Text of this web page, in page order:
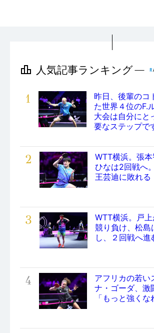
1
昨日、後輩のコ
た世界４位のF.
大会は自分にと
要なステップで
2
WTT横浜。張
ひなは2回戦へ
王芸迪に敗れる
3
WTT横浜。戸
競り負け、松島
し、２回戦へ進
4
アフリカの若い
ナ・ゴーダ、激
「もっと強くな